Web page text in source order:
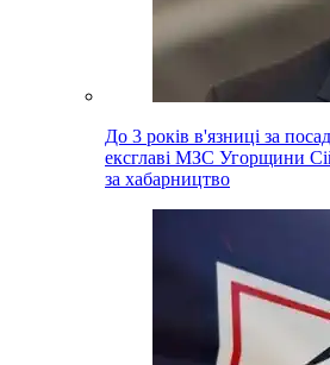
До 3 років в'язниці за
ексглаві МЗС Угорщини
за хабарництво